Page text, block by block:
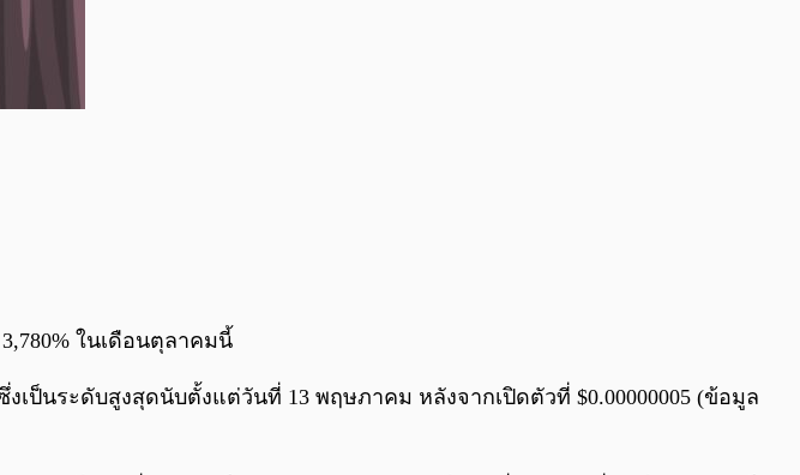
ในเดือนตุลาคมนี้
งเป็นระดับสูงสุดนับตั้งแต่วันที่ 13 พฤษภาคม หลังจากเปิดตัวที่ $0.00000005 (ข้อมูล